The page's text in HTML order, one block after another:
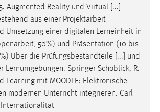
Augmented Reality und Virtual [...]
aus einer Projektarbeit
Umsetzung einer digitalen Lerneinheit in
50%) und Präsentation (10 bis
Über die Prüfungsbestandteile [...] und
Lernumgebungen. Springer Schoblick, R.
Learning mit MOODLE: Elektronische
modernen Unterricht integrieren. Carl
Internationalität